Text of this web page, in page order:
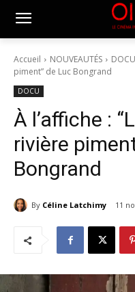
Accueil NOUVEAUTÉS DOCU
piment” de Luc Bongrand
DOCU
À l’affiche :
rivière
Bongrand
By Céline Latchimy 11